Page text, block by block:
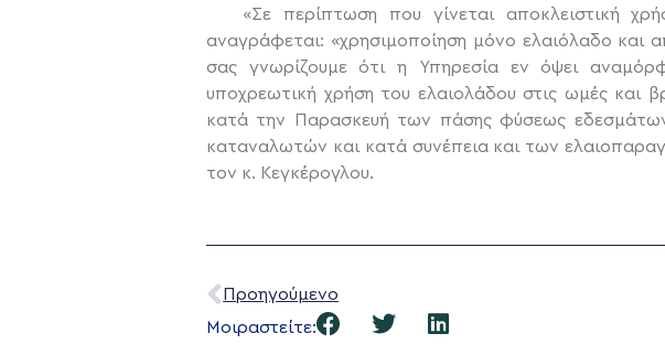
«Σε περίπτωση που γίνεται αποκλειστική
αναγράφεται: «χρησιμοποίηση μόνο ελαιόλαδο και
σας γνωρίζουμε ότι η Υπηρεσία εν όψει
υποχρεωτική χρήση του ελαιολάδου στις ωμές και
κατά την Παρασκευή των πάσης φύσεως
καταναλωτών και κατά συνέπεια και των
τον κ. Κεγκέρογλου.
Προηγούμενο
Μοιραστείτε: